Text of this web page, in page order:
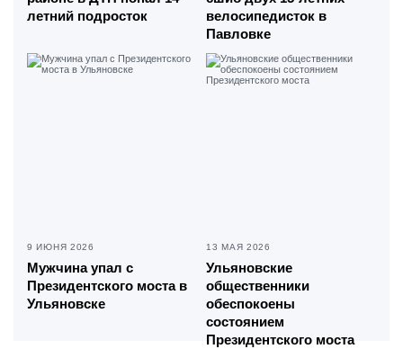
летний подросток
велосипедисток в
Павловке
9 ИЮНЯ 2026
Мужчина упал с
Президентского моста в
Ульяновске
13 МАЯ 2026
Ульяновские
общественники
обеспокоены
состоянием
Президентского моста